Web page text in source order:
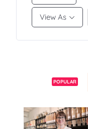
View As
POPULAR